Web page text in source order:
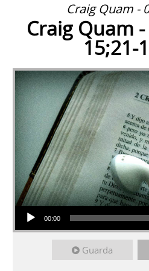
Craig Quam -
Craig Quam
15;21-
Audio Player
00:00
Guarda